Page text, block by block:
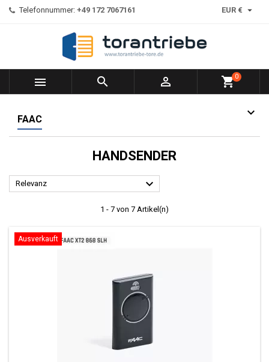
Telefonnummer: +49 172 7067161 EUR € 
   shopping_cart0
FAAC
HANDSENDER
Relevanz 
1 - 7 von 7 Artikel(n)
Ausverkauft